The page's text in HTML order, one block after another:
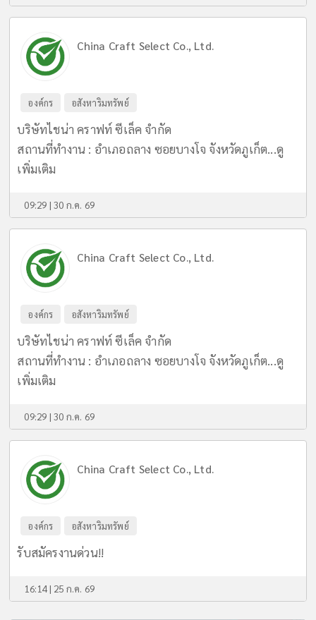
China Craft Select Co., Ltd.
องค์กร อสังหาริมทรัพย์
บริษัทไชน่า คราฟท์ ซีเล็ค จำกัด
สถานที่ทำงาน : อำเภอถลาง ซอยบางโจ จังหวัดภูเก็ต...ดู
เพิ่มเติม
09:29 | 30 ก.ค. 69
China Craft Select Co., Ltd.
องค์กร อสังหาริมทรัพย์
บริษัทไชน่า คราฟท์ ซีเล็ค จำกัด
สถานที่ทำงาน : อำเภอถลาง ซอยบางโจ จังหวัดภูเก็ต...ดู
เพิ่มเติม
09:29 | 30 ก.ค. 69
China Craft Select Co., Ltd.
องค์กร อสังหาริมทรัพย์
รับสมัครงานด่วน!!
16:14 | 25 ก.ค. 69